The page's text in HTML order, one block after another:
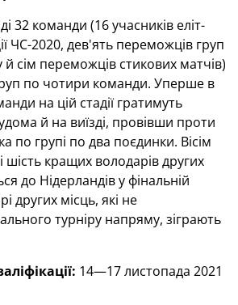
32 команди (16 учасників еліт-
ЧС-2020, дев'ять переможців груп
й сім переможців стикових матчів)
по чотири команди. Уперше в
на цій стадії гратимуть
й на виїзді, провівши проти
по групі по два поєдинки. Вісім
шість кращих володарів других
до Нідерландів у фінальній
других місць, які не
турніру напряму, зіграють
14—17 листопада 2021